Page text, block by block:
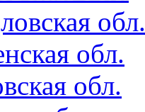
обл.
обл.
обл.